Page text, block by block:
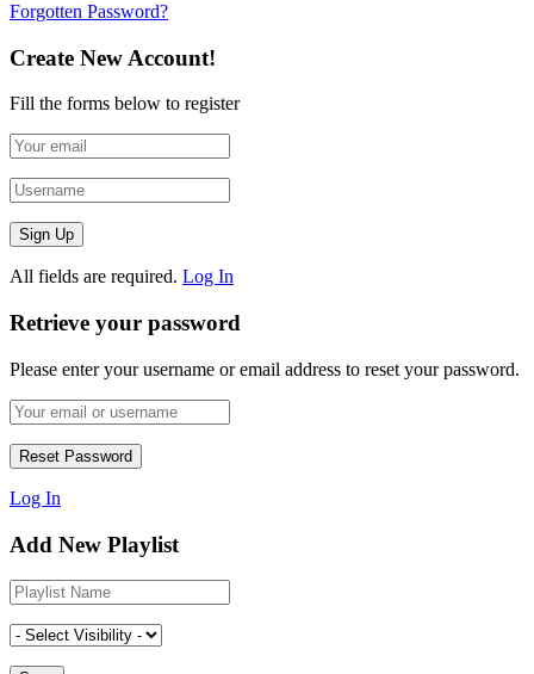
Forgotten Password?
Create New Account!
Fill the forms below to register
All fields are required. Log In
Retrieve your password
Please enter your username or email address to reset your password.
Log In
Add New Playlist